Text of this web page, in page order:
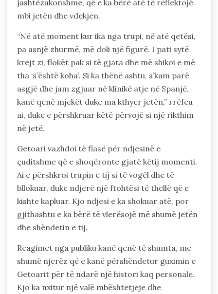
jashtëzakonshme, që e ka bërë atë të reflektojë
mbi jetën dhe vdekjen.
“Në atë moment kur ika nga trupi, në atë qetësi,
pa asnjë zhurmë, më doli një figurë. I pati sytë
krejt zi, flokët pak si të gjata dhe më shikoi e më
tha ‘s’është koha’. Si ka thënë ashtu, s’kam parë
asgjë dhe jam zgjuar në klinikë atje në Spanjë,
kanë qenë mjekët duke ma kthyer jetën,” rrëfeu
ai, duke e përshkruar këtë përvojë si një rikthim
në jetë.
Getoari vazhdoi të flasë për ndjesinë e
çuditshme që e shoqëronte gjatë këtij momenti.
Ai e përshkroi trupin e tij si të vogël dhe të
bllokuar, duke ndjerë një ftohtësi të thellë që e
kishte kapluar. Kjo ndjesi e ka shokuar atë, por
gjithashtu e ka bërë të vlerësojë më shumë jetën
dhe shëndetin e tij.
Reagimet nga publiku kanë qenë të shumta, me
shumë njerëz që e kanë përshëndetur guximin e
Getoarit për të ndarë një histori kaq personale.
Kjo ka nxitur një valë mbështetjeje dhe